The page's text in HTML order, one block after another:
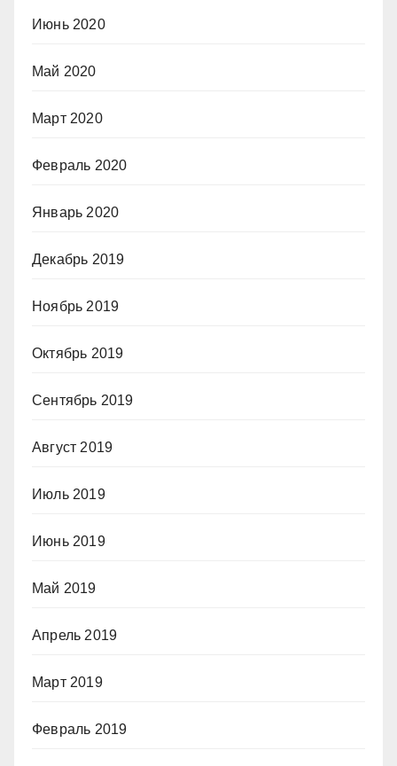
Июнь 2020
Май 2020
Март 2020
Февраль 2020
Январь 2020
Декабрь 2019
Ноябрь 2019
Октябрь 2019
Сентябрь 2019
Август 2019
Июль 2019
Июнь 2019
Май 2019
Апрель 2019
Март 2019
Февраль 2019